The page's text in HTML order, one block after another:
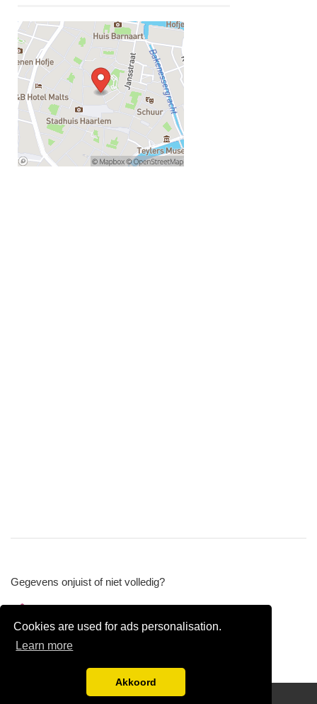
Cookies are used for ads personalisation.
Learn more
Akkoord
Gegevens onjuist of niet volledig?